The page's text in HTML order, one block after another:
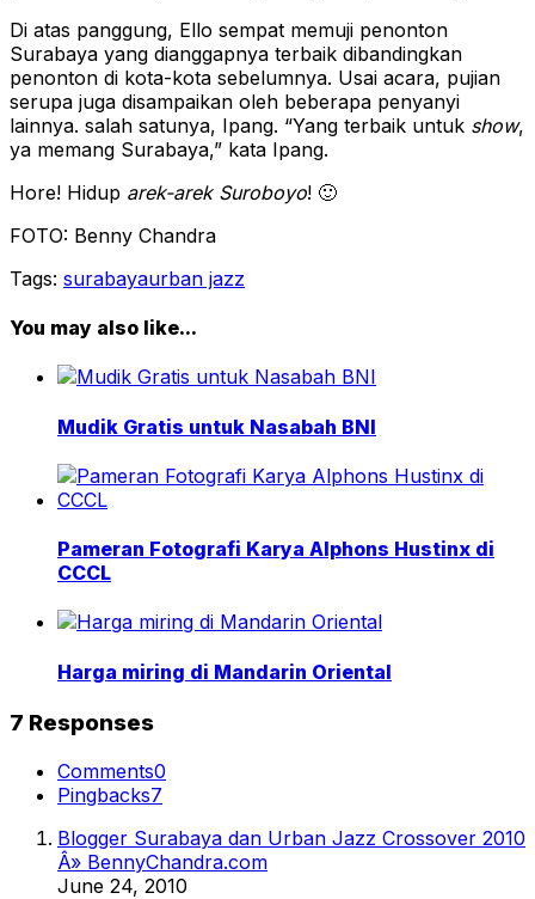
Di atas panggung, Ello sempat memuji penonton
Surabaya yang dianggapnya terbaik dibandingkan
penonton di kota-kota sebelumnya. Usai acara, pujian
serupa juga disampaikan oleh beberapa penyanyi
lainnya. salah satunya, Ipang. “Yang terbaik untuk show,
ya memang Surabaya,” kata Ipang.
Hore! Hidup arek-arek Suroboyo! 🙂
FOTO: Benny Chandra
Tags: surabayaurban jazz
You may also like...
Mudik Gratis untuk Nasabah BNI
Pameran Fotografi Karya Alphons Hustinx di
CCCL
Harga miring di Mandarin Oriental
7 Responses
Comments0
Pingbacks7
Blogger Surabaya dan Urban Jazz Crossover 2010
Â» BennyChandra.com
June 24, 2010